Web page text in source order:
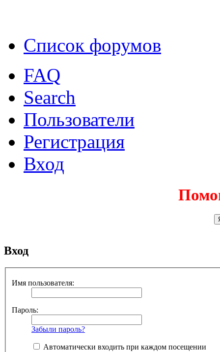
Список форумов
FAQ
Search
Пользователи
Регистрация
Вход
Вход
Имя пользователя:
Пароль:
Забыли пароль?
Автоматически входить при каждом посещении